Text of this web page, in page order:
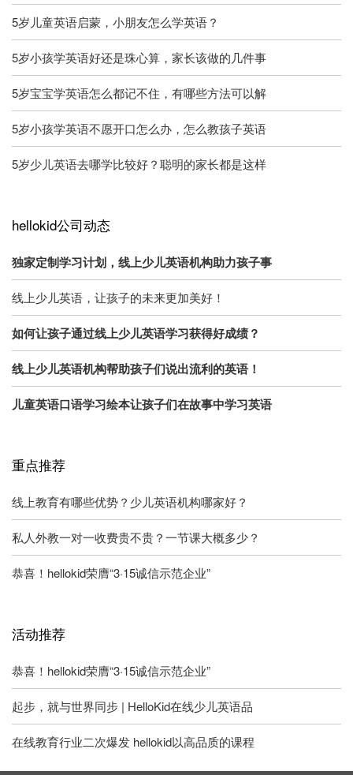
5岁儿童英语启蒙，小朋友怎么学英语？
5岁小孩学英语好还是珠心算，家长该做的几件事
5岁宝宝学英语怎么都记不住，有哪些方法可以解
5岁小孩学英语不愿开口怎么办，怎么教孩子英语
5岁少儿英语去哪学比较好？聪明的家长都是这样
hellokid公司动态
独家定制学习计划，线上少儿英语机构助力孩子事
线上少儿英语，让孩子的未来更加美好！
如何让孩子通过线上少儿英语学习获得好成绩？
线上少儿英语机构帮助孩子们说出流利的英语！
儿童英语口语学习绘本让孩子们在故事中学习英语
重点推荐
线上教育有哪些优势？少儿英语机构哪家好？
私人外教一对一收费贵不贵？一节课大概多少？
恭喜！hellokid荣膺“3·15诚信示范企业”
活动推荐
恭喜！hellokid荣膺“3·15诚信示范企业”
起步，就与世界同步 | HelloKid在线少儿英语品
在线教育行业二次爆发 hellokid以高品质的课程